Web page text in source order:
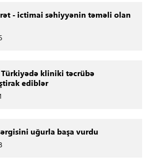
- ictimai səhiyyənin təməli olan
kliniki təcrübə
ediblər
uğurla başa vurdu